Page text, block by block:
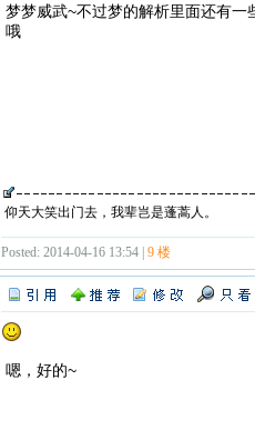
梦梦威武~不过梦的解析里面还有
哦
仰天大笑出门去，我辈岂是蓬蒿人。
Posted: 2014-04-16 13:54 | 9 楼
嗯，好的~